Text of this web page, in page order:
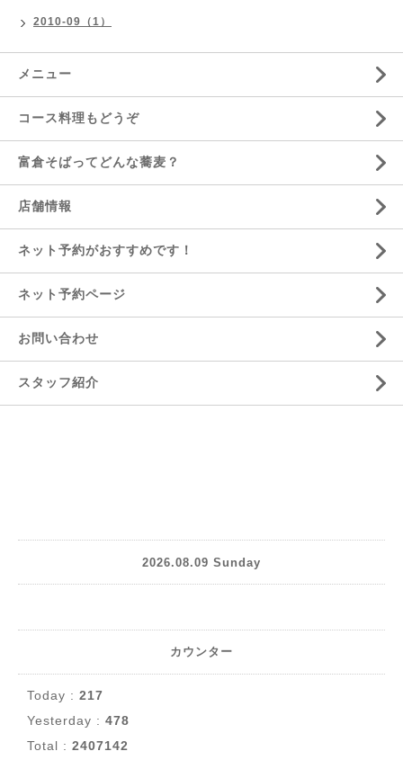
2010-09（1）
メニュー
コース料理もどうぞ
富倉そばってどんな蕎麦？
店舗情報
ネット予約がおすすめです！
ネット予約ページ
お問い合わせ
スタッフ紹介
2026.08.09 Sunday
カウンター
Today : 217
Yesterday : 478
Total : 2407142